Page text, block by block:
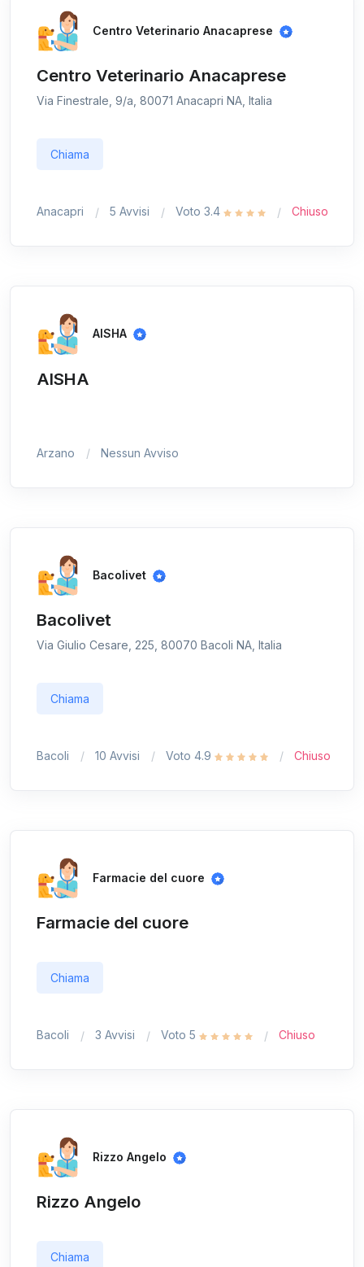
Centro Veterinario Anacaprese
Centro Veterinario Anacaprese
Via Finestrale, 9/a, 80071 Anacapri NA, Italia
Chiama
Anacapri 5 Avvisi Voto 3.4 Chiuso
AISHA
AISHA
Arzano Nessun Avviso
Bacolivet
Bacolivet
Via Giulio Cesare, 225, 80070 Bacoli NA, Italia
Chiama
Bacoli 10 Avvisi Voto 4.9 Chiuso
Farmacie del cuore
Farmacie del cuore
Chiama
Bacoli 3 Avvisi Voto 5 Chiuso
Rizzo Angelo
Rizzo Angelo
Chiama